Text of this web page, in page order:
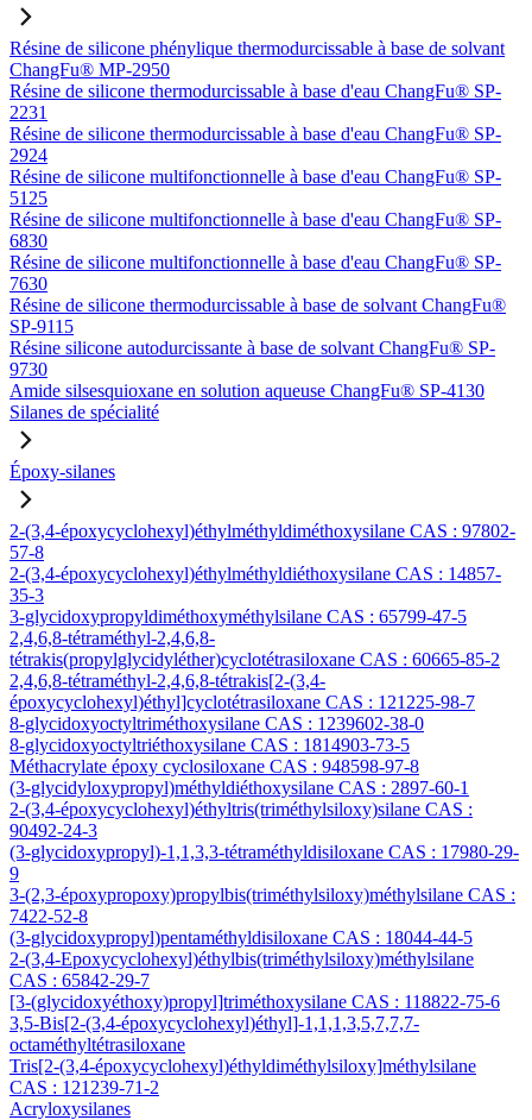
Résine de silicone phénylique thermodurcissable à base de solvant
ChangFu® MP-2950
Résine de silicone thermodurcissable à base d'eau ChangFu® SP-
2231
Résine de silicone thermodurcissable à base d'eau ChangFu® SP-
2924
Résine de silicone multifonctionnelle à base d'eau ChangFu® SP-
5125
Résine de silicone multifonctionnelle à base d'eau ChangFu® SP-
6830
Résine de silicone multifonctionnelle à base d'eau ChangFu® SP-
7630
Résine de silicone thermodurcissable à base de solvant ChangFu®
SP-9115
Résine silicone autodurcissante à base de solvant ChangFu® SP-
9730
Amide silsesquioxane en solution aqueuse ChangFu® SP-4130
Silanes de spécialité
Époxy-silanes
2-(3,4-époxycyclohexyl)éthylméthyldiméthoxysilane CAS : 97802-
57-8
2-(3,4-époxycyclohexyl)éthylméthyldiéthoxysilane CAS : 14857-
35-3
3-glycidoxypropyldiméthoxyméthylsilane CAS : 65799-47-5
2,4,6,8-tétraméthyl-2,4,6,8-
tétrakis(propylglycidyléther)cyclotétrasiloxane CAS : 60665-85-2
2,4,6,8-tétraméthyl-2,4,6,8-tétrakis[2-(3,4-
époxycyclohexyl)éthyl]cyclotétrasiloxane CAS : 121225-98-7
8-glycidoxyoctyltriméthoxysilane CAS : 1239602-38-0
8-glycidoxyoctyltriéthoxysilane CAS : 1814903-73-5
Méthacrylate époxy cyclosiloxane CAS : 948598-97-8
(3-glycidyloxypropyl)méthyldiéthoxysilane CAS : 2897-60-1
2-(3,4-époxycyclohexyl)éthyltris(triméthylsiloxy)silane CAS :
90492-24-3
(3-glycidoxypropyl)-1,1,3,3-tétraméthyldisiloxane CAS : 17980-29-
9
3-(2,3-époxypropoxy)propylbis(triméthylsiloxy)méthylsilane CAS :
7422-52-8
(3-glycidoxypropyl)pentaméthyldisiloxane CAS : 18044-44-5
2-(3,4-Epoxycyclohexyl)éthylbis(triméthylsiloxy)méthylsilane
CAS : 65842-29-7
[3-(glycidoxyéthoxy)propyl]triméthoxysilane CAS : 118822-75-6
3,5-Bis[2-(3,4-époxycyclohexyl)éthyl]-1,1,1,3,5,7,7,7-
octaméthyltétrasiloxane
Tris[2-(3,4-époxycyclohexyl)éthyldiméthylsiloxy]méthylsilane
CAS : 121239-71-2
Acryloxysilanes